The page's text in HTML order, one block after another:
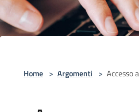
Home > Argomenti > Accesso